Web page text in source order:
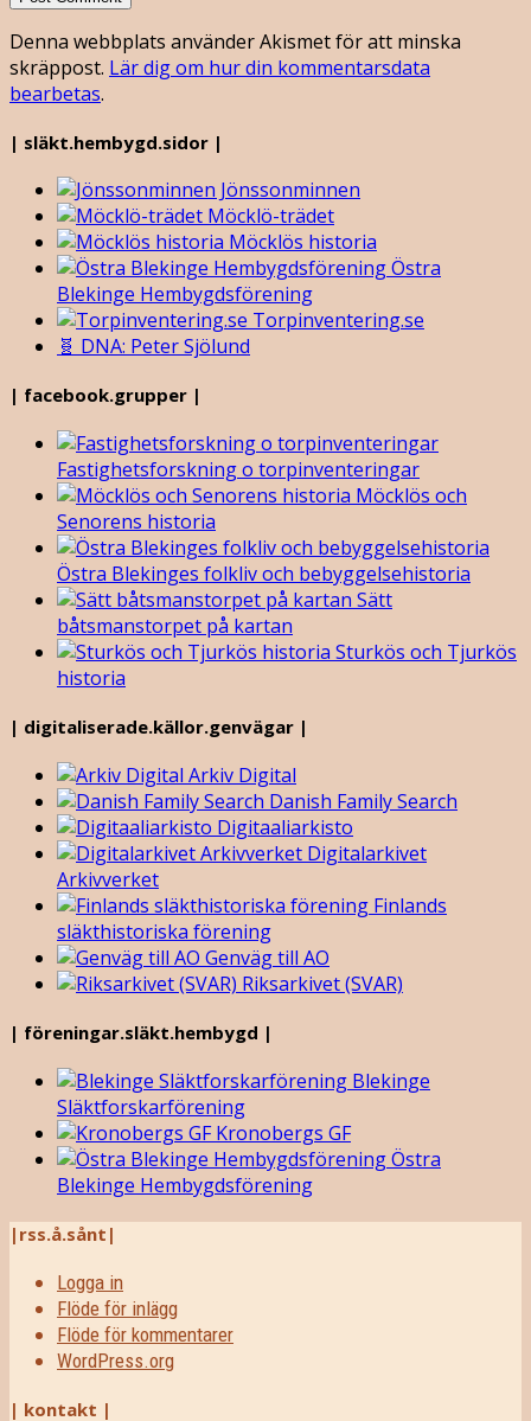
Denna webbplats använder Akismet för att minska
skräppost. Lär dig om hur din kommentarsdata
bearbetas.
| släkt.hembygd.sidor |
Jönssonminnen
Möcklö-trädet
Möcklös historia
Östra
Blekinge Hembygdsförening
Torpinventering.se
🧬 DNA: Peter Sjölund
| facebook.grupper |
Fastighetsforskning o torpinventeringar
Möcklös och
Senorens historia
Östra Blekinges folkliv och bebyggelsehistoria
Sätt
båtsmanstorpet på kartan
Sturkös och Tjurkös
historia
| digitaliserade.källor.genvägar |
Arkiv Digital
Danish Family Search
Digitaaliarkisto
Digitalarkivet
Arkivverket
Finlands
släkthistoriska förening
Genväg till AO
Riksarkivet (SVAR)
| föreningar.släkt.hembygd |
Blekinge
Släktforskarförening
Kronobergs GF
Östra
Blekinge Hembygdsförening
|rss.å.sånt|
Logga in
Flöde för inlägg
Flöde för kommentarer
WordPress.org
| kontakt |